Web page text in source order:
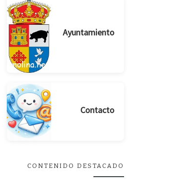
Ayuntamiento
Contacto
CONTENIDO DESTACADO